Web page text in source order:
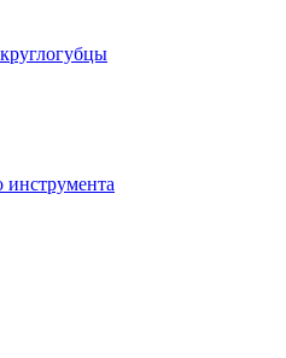
инструмента